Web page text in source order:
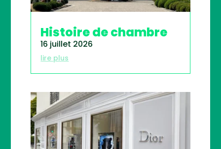
Histoire de chambre
16 juillet 2026
lire plus